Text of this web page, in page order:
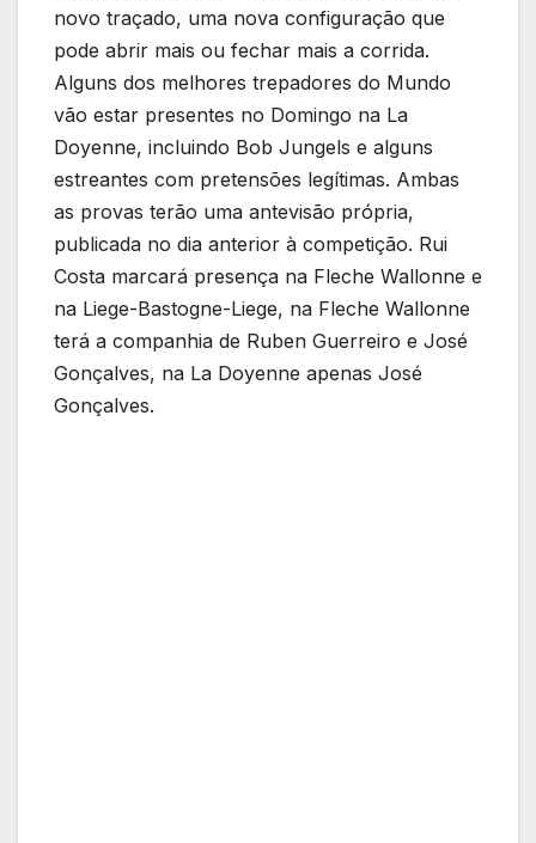
novo traçado, uma nova configuração que
pode abrir mais ou fechar mais a corrida.
Alguns dos melhores trepadores do Mundo
vão estar presentes no Domingo na La
Doyenne, incluindo Bob Jungels e alguns
estreantes com pretensões legítimas. Ambas
as provas terão uma antevisão própria,
publicada no dia anterior à competição. Rui
Costa marcará presença na Fleche Wallonne e
na Liege-Bastogne-Liege, na Fleche Wallonne
terá a companhia de Ruben Guerreiro e José
Gonçalves, na La Doyenne apenas José
Gonçalves.